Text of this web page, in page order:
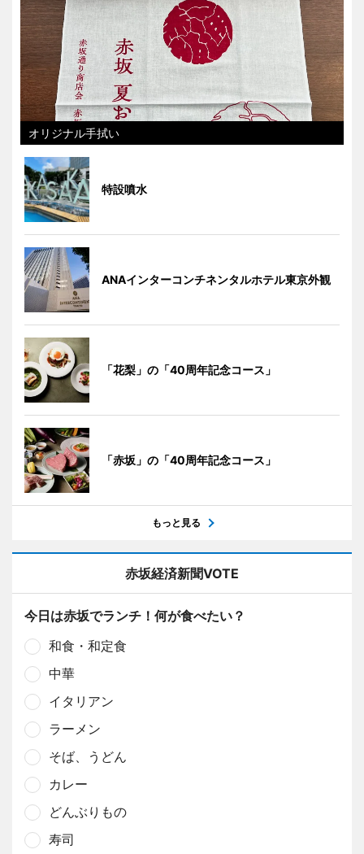
オリジナル手拭い
特設噴水
ANAインターコンチネンタルホテル東京外観
「花梨」の「40周年記念コース」
「赤坂」の「40周年記念コース」
もっと見る
赤坂経済新聞VOTE
今日は赤坂でランチ！何が食べたい？
和食・和定食
中華
イタリアン
ラーメン
そば、うどん
カレー
どんぶりもの
寿司